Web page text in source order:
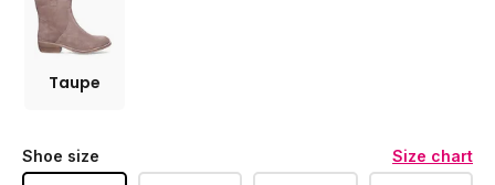
Taupe
Shoe size Size chart